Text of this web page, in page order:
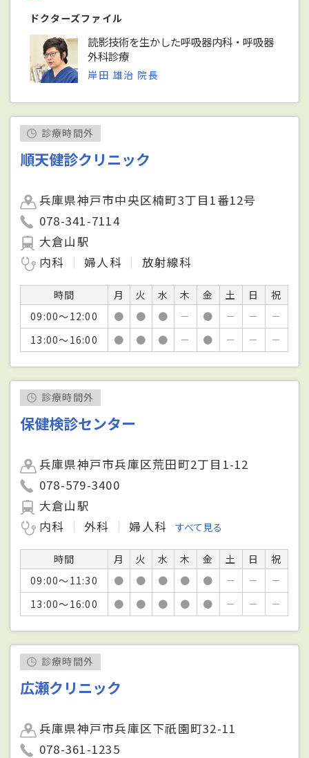
ドクターズファイル
読影技術を生かした呼吸器内科・呼吸器
外科診療
岸田 雄治 院長
診療時間外
順天健診クリニック
兵庫県神戸市中央区楠町3丁目1番12号
078-341-7114
大倉山駅
内科
婦人科 放射線科
時間 月 火 水 木 金 土 日
祝
09:00～12:00
● ● ● － ● － －
－
13:00～16:00
● ● ● － ● － － －
診療時間外
保健検診センター
兵庫県神戸市兵庫区荒田町2丁目1-12
078-579-3400
大倉山駅
内科
外科 婦人科 すべて見る
時間 月 火 水 木 金 土 日
祝
09:00～11:30
● ● ● ● ● － －
－
13:00～16:00
● ● ● ● ● － － －
診療時間外
広瀬クリニック
兵庫県神戸市兵庫区下祇園町32-11
078-361-1235